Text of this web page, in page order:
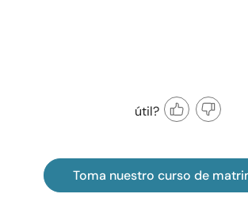
útil?
Toma nuestro curso de